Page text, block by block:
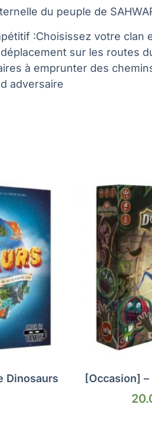
du peuple de
:Choisissez votre
sur les routes
à emprunter des
adversaire
Dinosaurs [Occasion]